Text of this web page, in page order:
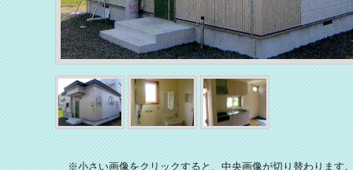
※小さい画像をクリックすると、中央画像が切り替わります